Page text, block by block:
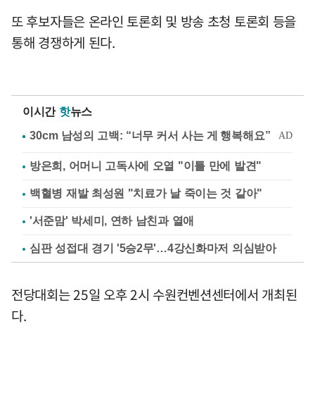
또 후보자들은 온라인 토론회 및 방송 초청 토론회 등을
통해 경쟁하게 된다.
이시간 핫뉴스
방은희, 어머니 고독사에 오열 "이틀 만에 발견"
백혈병 재발 최성원 "치료가 날 죽이는 것 같아"
'서준맘' 박세미, 연하 남친과 열애
심판 성접대 경기 '5승2무'…4강신화마저 의심받아
전당대회는 25일 오후 2시 수원컨벤션센터에서 개최된
다.